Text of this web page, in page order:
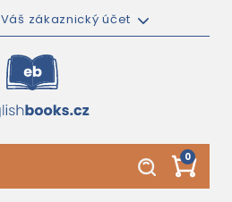
Váš zákaznický účet
0